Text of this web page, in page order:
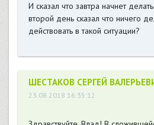
И сказал что завтра начнет
второй день сказал что ничего
действовать в такой ситуации?
ШЕСТАКОВ СЕРГЕЙ
23.08.2018 16:35:12